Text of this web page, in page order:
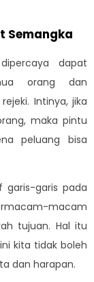
Semangka
dapat
orang dan
Intinya, jika
maka pintu
peluang bisa
garis-garis pada
macam
tujuan. Hal itu
kita tidak boleh
dan harapan.